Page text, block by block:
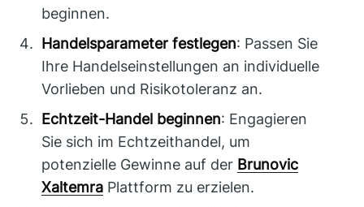
beginnen.
Handelsparameter festlegen: Passen Sie
Ihre Handelseinstellungen an individuelle
Vorlieben und Risikotoleranz an.
Echtzeit-Handel beginnen: Engagieren
Sie sich im Echtzeithandel, um
potenzielle Gewinne auf der Brunovic
Xaltemra Plattform zu erzielen.